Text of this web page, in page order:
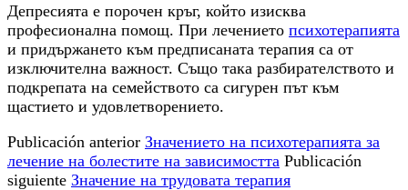
Депресията е порочен кръг, който изисква
професионална помощ. При лечението психотерапията
и придържането към предписаната терапия са от
изключителна важност. Също така разбирателството и
подкрепата на семейството са сигурен път към
щастието и удовлетворението.
Publicación anterior Значението на психотерапията за
лечение на болестите на зависимостта Publicación
siguiente Значение на трудовата терапия